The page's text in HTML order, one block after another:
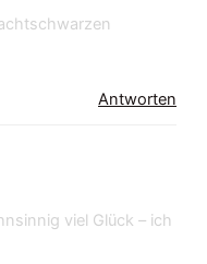
Antworten
viel Glück – ich